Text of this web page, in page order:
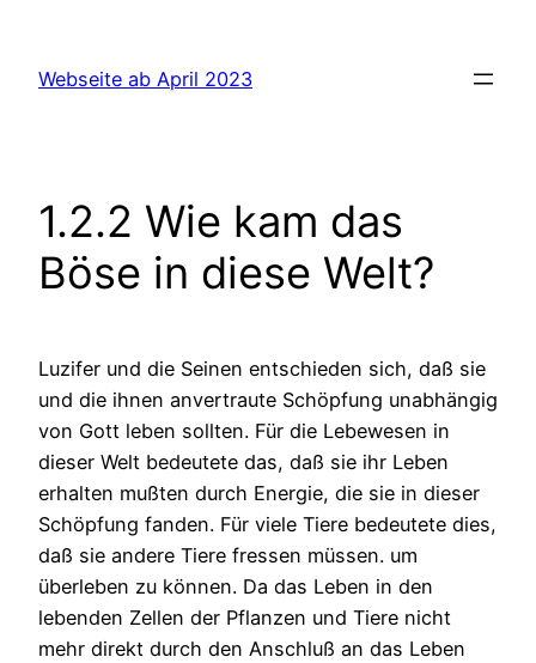
springen
Webseite ab April 2023
1.2.2 Wie kam das
Böse in diese Welt?
Luzifer und die Seinen entschieden sich, daß sie
und die ihnen anvertraute Schöpfung unabhängig
von Gott leben sollten. Für die Lebewesen in
dieser Welt bedeutete das, daß sie ihr Leben
erhalten mußten durch Energie, die sie in dieser
Schöpfung fanden. Für viele Tiere bedeutete dies,
daß sie andere Tiere fressen müssen. um
überleben zu können. Da das Leben in den
lebenden Zellen der Pflanzen und Tiere nicht
mehr direkt durch den Anschluß an das Leben